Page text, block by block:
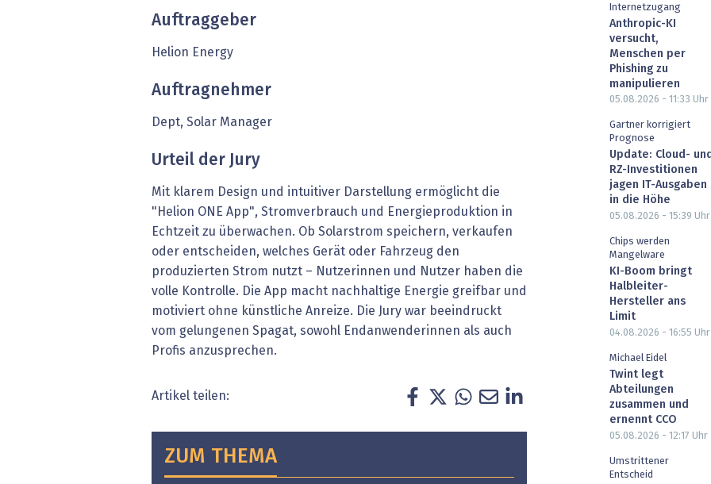
Professional AV & Digital Signage
Auftraggeber
Helion Energy
Auftragnehmer
Dept, Solar Manager
Urteil der Jury
Mit klarem Design und intuitiver Darstellung ermöglicht die
"Helion ONE App", Stromverbrauch und Energieproduktion in
Echtzeit zu überwachen. Ob Solarstrom speichern, verkaufen
oder entscheiden, welches Gerät oder Fahrzeug den
produzierten Strom nutzt – Nutzerinnen und Nutzer haben die
volle Kontrolle. Die App macht nachhaltige Energie greifbar und
motiviert ohne künstliche Anreize. Die Jury war beeindruckt
vom gelungenen Spagat, sowohl Endanwenderinnen als auch
Profis anzusprechen.
Artikel teilen:
ZUM THEMA
Internetzugang
Anthropic-KI
versucht,
Menschen per
Phishing zu
manipulieren
05.08.2026 - 11:33 Uhr
Gartner korrigiert
Prognose
Update: Cloud- und
RZ-Investitionen
jagen IT-Ausgaben
in die Höhe
05.08.2026 - 15:39 Uhr
Chips werden
Mangelware
KI-Boom bringt
Halbleiter-
Hersteller ans
Limit
04.08.2026 - 16:55 Uhr
Michael Eidel
Twint legt
Abteilungen
zusammen und
ernennt CCO
05.08.2026 - 12:17 Uhr
Umstrittener
Entscheid